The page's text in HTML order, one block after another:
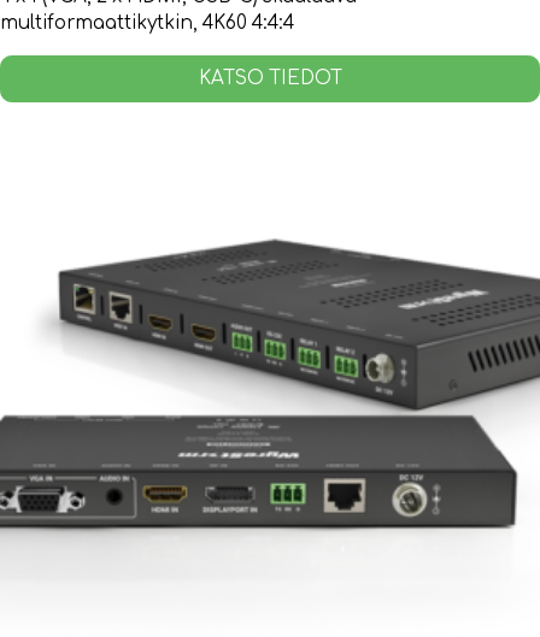
multiformaattikytkin, 4K60 4:4:4
KATSO TIEDOT